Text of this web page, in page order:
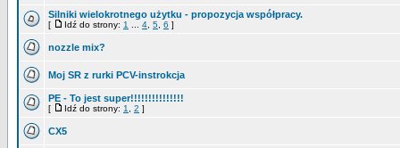
Silniki wielokrotnego użytku - propozycja współpracy.
[ Idź do strony: 1 4 5 6 ]
nozzle mix?
Moj SR z rurki PCV-instrokcja
PE - To jest super!!!!!!!!!!!!!!!
[ Idź do strony: 1 2 ]
CX5